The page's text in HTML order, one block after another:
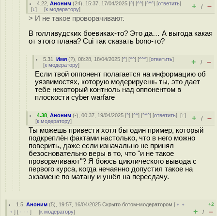
4.22 ,Аноним (24), 15:37, 17/04/2025 [^] [^^] [^^^] [ответить]
[↓] [к модератору] + / –
> И не такое проворачивают.
В голливудских боевиках-то? Это да… А выгода какая
от этого плана? Cui так сказать bono-то?
5.31 ,Имя (?), 08:28, 18/04/2025 [^] [^^] [^^^] [ответить]
[к модератору] + / –
Если твой оппонент полагается на информацию об
уязвимостях, которую модерируешь ты, это дает
тебе некоторый контноль над оппонентом в
плоскости cyber warfare
4.38 ,Аноним (-), 00:37, 19/04/2025 [^] [^^] [^^^] [ответить][↑]
[к модератору] + / –
Ты можешь привести хотя бы один пример, который
подкреплён фактами настолько, что в него можно
поверить, даже если изначально не принял
безосновательно веры в то, что "и не такое
проворачивают"? Я боюсь циклического вывода с
первого курса, когда нечаянно допустил такое на
экзамене по матану и ушёл на пересдачу.
1.5 ,Аноним (5), 19:57, 16/04/2025Скрыто ботом-модератором [ ﹢﹢
﹢ ] [ · · · ] [к модератору]
+2
+ / –